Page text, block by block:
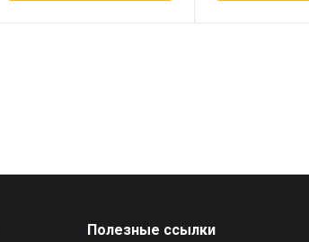
Полезные ссылки